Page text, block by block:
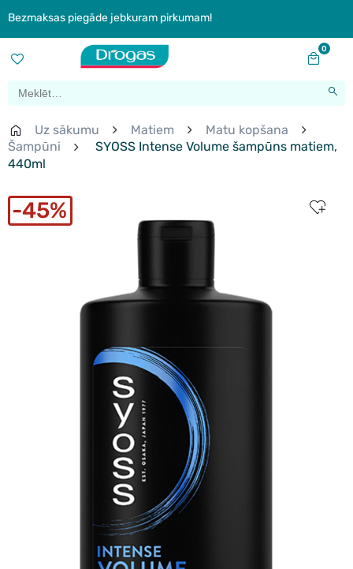
Bezmaksas piegāde jebkuram pirkumam!
0
Uz sākumu Matiem
Matu kopšana
Šampūni
SYOSS Intense Volume šampūns matiem,
440ml
45%